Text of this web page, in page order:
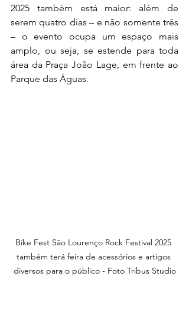
2025 também está maior: além de
serem quatro dias – e não somente três
– o evento ocupa um espaço mais
amplo, ou seja, se estende para toda
área da Praça João Lage, em frente ao
Parque das Águas.
Bike Fest São Lourenço Rock Festival 2025
também terá feira de acessórios e artigos
diversos para o público - Foto Tribus Studio